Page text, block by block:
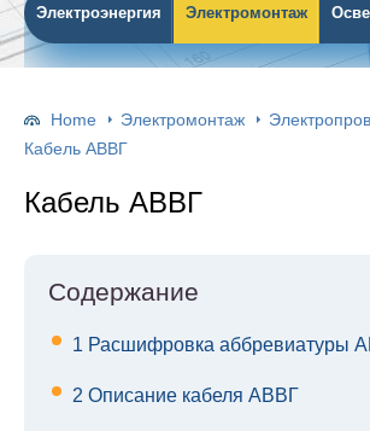
Электроэнергия Электромонтаж
Home Электромонтаж
Кабель АВВГ
Кабель АВВГ
Содержание
1 Расшифровка аббревиатуры
2 Описание кабеля АВВГ